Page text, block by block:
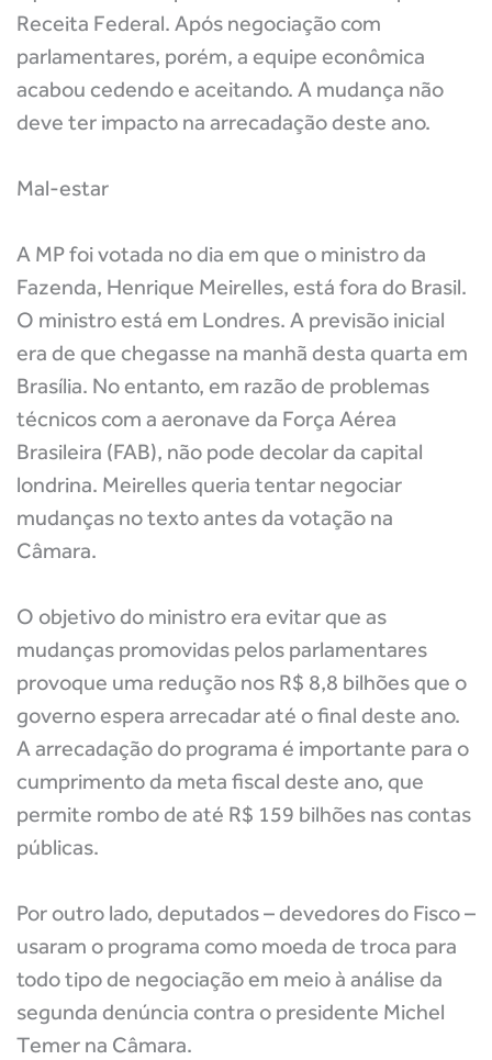
Receita Federal. Após negociação com
parlamentares, porém, a equipe econômica
acabou cedendo e aceitando. A mudança não
deve ter impacto na arrecadação deste ano.
Mal-estar
A MP foi votada no dia em que o ministro da
Fazenda, Henrique Meirelles, está fora do Brasil.
O ministro está em Londres. A previsão inicial
era de que chegasse na manhã desta quarta em
Brasília. No entanto, em razão de problemas
técnicos com a aeronave da Força Aérea
Brasileira (FAB), não pode decolar da capital
londrina. Meirelles queria tentar negociar
mudanças no texto antes da votação na
Câmara.
O objetivo do ministro era evitar que as
mudanças promovidas pelos parlamentares
provoque uma redução nos R$ 8,8 bilhões que o
governo espera arrecadar até o final deste ano.
A arrecadação do programa é importante para o
cumprimento da meta fiscal deste ano, que
permite rombo de até R$ 159 bilhões nas contas
públicas.
Por outro lado, deputados – devedores do Fisco –
usaram o programa como moeda de troca para
todo tipo de negociação em meio à análise da
segunda denúncia contra o presidente Michel
Temer na Câmara.